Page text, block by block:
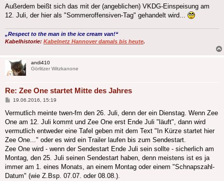
Außerdem beißt sich das mit der (angeblichen) VKDG-Einspeisung am
12. Juli, der hier als "Sommeroffensiven-Tag" gehandelt wird...
„Respect to the man in the ice cream van!“
Kabelhistorie: Kabelnetz Hannover damals bis heute.
andi410
Görlitzer Witzkanone
Re: Zee One startet Mitte des Jahres
Beitrag
19.06.2016, 15:19
Vermutlich meinte twen-fm den 26. Juli, denn der ein Dienstag. Wenn Zee
One am 12. Juli kommt und Zee One erst Ende Juli "läuft", dann wird
vermutlich entweder eine Tafel geben mit dem Text "In Kürze startet hier
Zee One..." oder es wird ein Trailer laufen bis zum Sendestart.
Zee One wird - wenn der Sendestart Ende Juli sein sollte - sicherlich am
Montag, den 25. Juli seinen Sendestart haben, denn meistens ist es ja
immer am 1. eines Monats, an einem Montag oder einem "Schnapszahl-
Datum" (wie Z.Bsp. 07.07. oder 08.08.).